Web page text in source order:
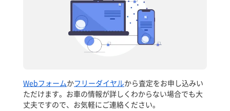
Webフォームかフリーダイヤルから査定をお申し込みい
ただけます。お車の情報が詳しくわからない場合でも大
丈夫ですので、お気軽にご連絡ください。